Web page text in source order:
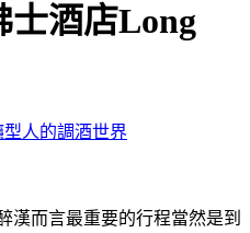
士酒店Long
型人的調酒世界
漢而言最重要的行程當然是到